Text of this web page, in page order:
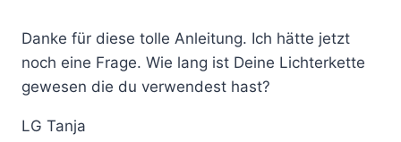
Danke für diese tolle Anleitung. Ich hätte jetzt
noch eine Frage. Wie lang ist Deine Lichterkette
gewesen die du verwendest hast?
LG Tanja